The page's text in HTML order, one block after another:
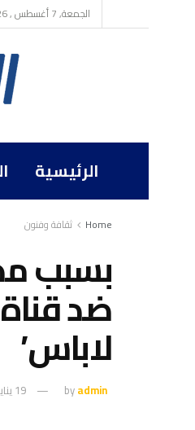
الجمعة, 7 أغسطس , 2026
الرئيسية
Home ثقافة وفنون
ضد
لاباس’
byadmin 19 يناير 2021